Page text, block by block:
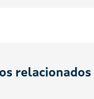
relacionados